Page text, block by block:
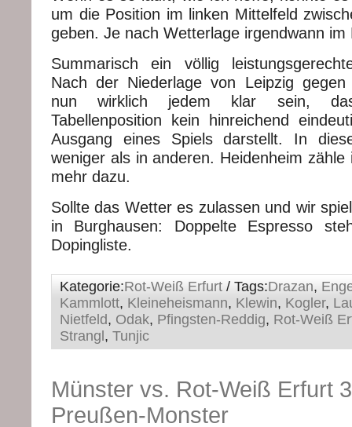
um die Position im linken Mittelfeld
geben. Je nach Wetterlage irgendwann im
Summarisch ein völlig
Nach der Niederlage von Leipzig gegen
nun wirklich jedem klar sein,
Tabellenposition kein hinreichend
Ausgang eines Spiels darstellt. In
weniger als in anderen. Heidenheim
mehr dazu.
Sollte das Wetter es zulassen und wir
in Burghausen: Doppelte Espresso
Dopingliste.
Kategorie:Rot-Weiß Erfurt / Tags:Drazan,
Kammlott, Kleineheismann, Klewin, Kogler,
Nietfeld, Odak, Pfingsten-Reddig, Rot-Weiß
Strangl , Tunjic
Münster vs. Rot-Weiß Erfurt
Preußen-Monster